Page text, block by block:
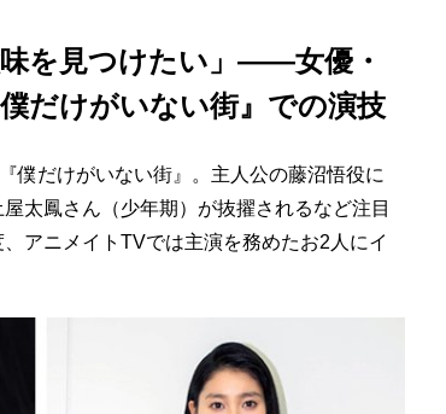
味を見つけたい」――女優・
だけがいない街』での演技
僕だけがいない街』。主人公の藤沼悟役に
太鳳さん（少年期）が抜擢されるなど注目
アニメイトTVでは主演を務めたお2人にイ